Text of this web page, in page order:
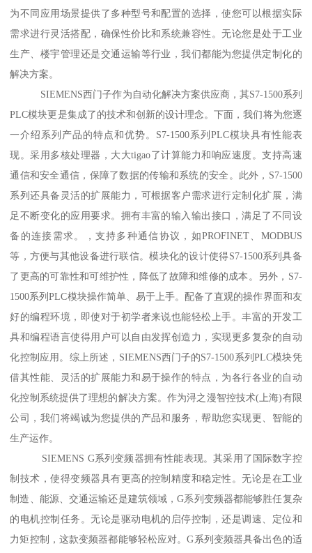
为不同应用场景提供了多种型号和配置的选择，使您可以根据实际
需求进行灵活搭配，确保性价比和系统兼容性。无论您是处于工业
生产、楼宇管理还是交通运输等行业，我们都能为您提供定制化的
解决方案。
SIEMENS西门子作为自动化解决方案供应商，其S7-1500系列
PLC模块更是集成了的技术和创新的设计理念。下面，我们将为您逐
一介绍系列产品的特点和优势。S7-1500系列PLC模块具有性能表
现。采用多核处理器，大大tigao了计算能力和响应速度。支持高速
通信和安全通信，保障了数据的传输和系统的安全。此外，S7-1500
系列还具备灵活的扩展能力，可根据客户需求进行定制化扩展，满
足不断变化的应用要求。拥有丰富的输入输出接口，满足了不同设
备的连接需求。，支持多种通信协议，如PROFINET、MODBUS
等，方便与其他设备进行联信。模块化的设计使得S7-1500系列具备
了更高的可靠性和可维护性，降低了故障和维修的成本。另外，S7-
1500系列PLC模块操作简单、易于上手。配备了直观的操作界面和友
好的编程环境，即使对于初学者来说也能轻松上手。丰富的开发工
具和编程语言使得用户可以自由发挥创造力，实现更多复杂的自动
化控制应用。综上所述，SIEMENS西门子的S7-1500系列PLC模块凭
借其性能、灵活的扩展能力和易于操作的特点，为各行各业的自动
化控制系统提供了理想的解决方案。作为浔之漫智控技术(上海)有限
公司，我们将竭诚为您提供的产品和服务，帮助您实现更、智能的
生产运作。
SIEMENS G系列变频器拥有性能表现。其采用了国际数字控
制技术，使得变频器具有更高的控制精度和稳定性。无论是在工业
制造、能源、交通运输还是建筑领域，G系列变频器都能够胜任复杂
的电机控制任务。无论是驱动电机的启停控制，还是调速、定位和
力矩控制，这款变频器都能够轻松应对。G系列变频器具备出色的适